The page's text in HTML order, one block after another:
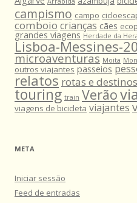
campismo campo
comboio crianças cães
grandes viagens Herdade da
Lisboa-Messines-
microaventuras Moita
outros viajantes passeios
relatos rotas e destinos
touring train Verão
viagens de bicicleta viajantes
META
Iniciar sessão
Feed de entradas